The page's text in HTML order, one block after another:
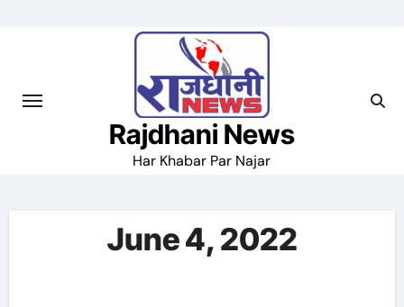
Rajdhani News
Har Khabar Par Najar
June 4, 2022